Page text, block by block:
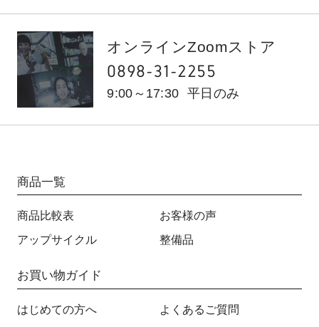
オンラインZoomストア
0898-31-2255
9:00～17:30 平日のみ
商品一覧
商品比較表 お客様の声
アップサイクル 整備品
お買い物ガイド
はじめての方へ よくあるご質問